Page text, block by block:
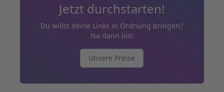
Jetzt durchstarten!
Du willst deine Links in Ordnung bringen?
Na dann los!
Unsere Preise